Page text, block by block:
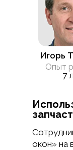
окон» на
Игорь
Опыт
7